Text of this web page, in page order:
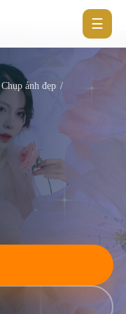
☰
Chụp ảnh đẹp /
•